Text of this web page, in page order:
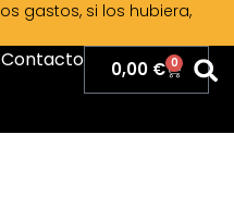
gastos, si los hubiera,
Contacto 0,00 € 0